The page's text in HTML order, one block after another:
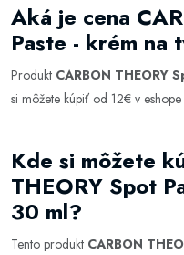
Aká je cena
Paste - krém na
Produkt CARBON THEORY
si môžete kúpiť od 12€ v eshope
Kde si môžete
THEORY Spot
30 ml?
Tento produkt CARBON